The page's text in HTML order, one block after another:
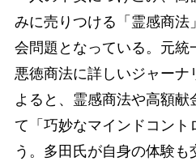
みに売りつける「霊感商法
会問題となっている。元統
悪徳商法に詳しいジャーナ
よると、霊感商法や高額献
て「巧妙なマインドコント
う。多田氏が自身の体験も